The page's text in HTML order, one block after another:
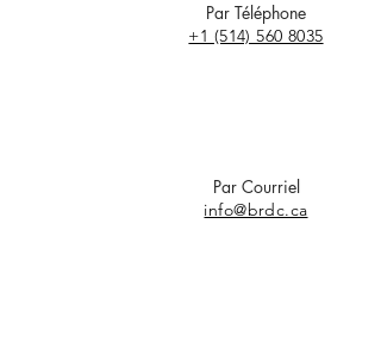
Par Téléphone
+1 (514) 560 8035
Par Courriel
info@brdc.ca